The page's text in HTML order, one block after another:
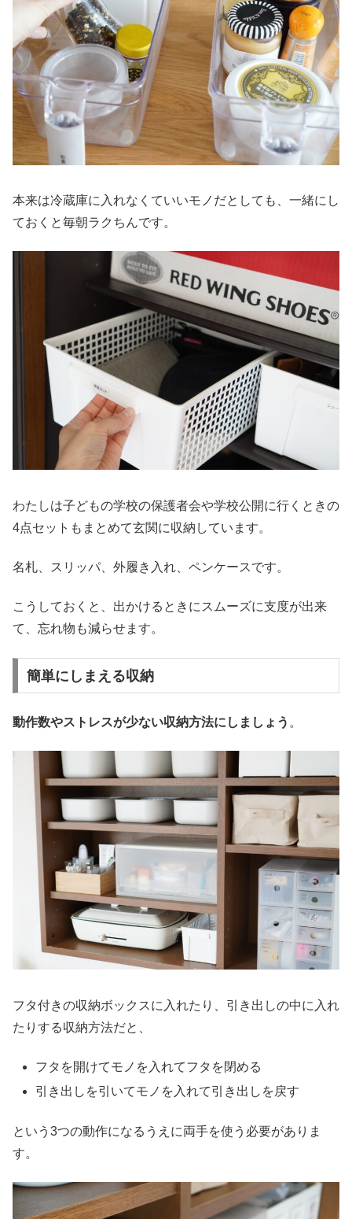
本来は冷蔵庫に入れなくていいモノだとしても、一緒にし
ておくと毎朝ラクちんです。
わたしは子どもの学校の保護者会や学校公開に行くときの
4点セットもまとめて玄関に収納しています。
名札、スリッパ、外履き入れ、ペンケースです。
こうしておくと、出かけるときにスムーズに支度が出来
て、忘れ物も減らせます。
簡単にしまえる収納
動作数やストレスが少ない収納方法にしましょう 。
フタ付きの収納ボックスに入れたり、引き出しの中に入れ
たりする収納方法だと、
フタを開けてモノを入れてフタを閉める
引き出しを引いてモノを入れて引き出しを戻す
という3つの動作になるうえに両手を使う必要がありま
す。